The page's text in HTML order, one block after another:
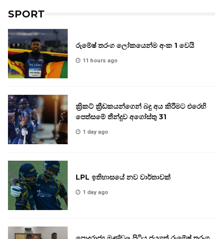
SPORT
රුමේෂ් තරංග ලෝකයෙන්ම අංක 1 වෙයි
11 hours ago
ක්‍රිකට් ක්‍රීඩකයන්ගෙන් බදු අය කිරීමට එරෙහි
පෙත්සමේ තීන්දුව අගෝස්තු 31
1 day ago
LPL ඉතිහාසයේ නව වාර්තාවක්
1 day ago